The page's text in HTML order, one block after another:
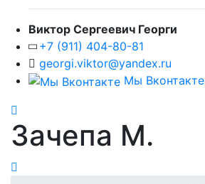
Виктор Сергеевич Георги
+7 (911) 404-80-81
georgi.viktor@yandex.ru
Мы Вконтакте
Зачепа М.